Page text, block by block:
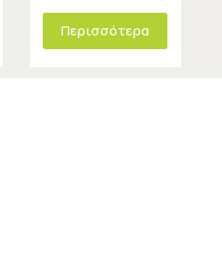
Περισσότερα